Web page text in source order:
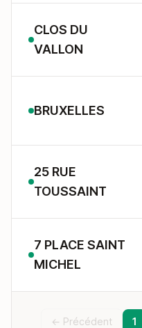
CLOS DU
VALLON
BRUXELLES
25 RUE
TOUSSAINT
7 PLACE SAINT
MICHEL
← Précédent 1